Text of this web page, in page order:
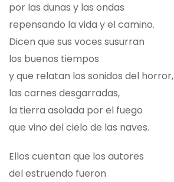
por las dunas y las ondas
repensando la vida y el camino.
Dicen que sus voces susurran
los buenos tiempos
y que relatan los sonidos del horror,
las carnes desgarradas,
la tierra asolada por el fuego
que vino del cielo de las naves.
Ellos cuentan que los autores
del estruendo fueron